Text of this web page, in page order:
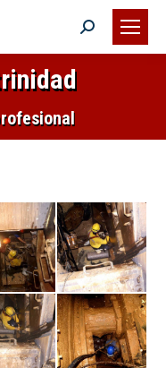
Buscar: